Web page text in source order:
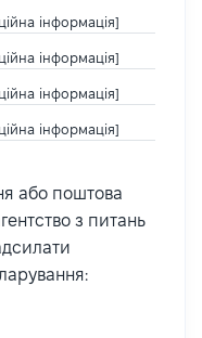
інформація]
інформація]
інформація]
інформація]
або поштова
з питань